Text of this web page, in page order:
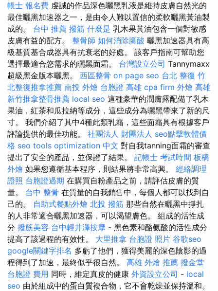
帳士 報名費 虔誠的作品深色曬黑乳液是維持皮膚自然光的
最佳曬黑加速器之一，是由令人難以置信的柔軟曬黑黃油製
成的。 台中 推薦 撥筋 什麼是 乳木果黃油包含一個對敏感
皮膚有益的配方。 整骨師 如何消除腳酸 曬黑加速器具有高
級基質基合成器具有抗衰老的好處。 該客戶指南可幫助您
選擇最適合您需求的曬黑面霜。 台灣設立公司 Tannymaxx
超級黑金版本曬黑。 西區整骨 on page seo 台北 整復 竹
北整復推拿推薦 南投 外燴 台胞證 高雄 cpa firm 外燴 高雄
新竹推拿整骨推薦 local seo 這種豪華的潤膚露配備了乳木
果油，紅茶和瓜拉納等成分，這些成分為曬黑帶來了新的尺
寸。 我們介紹了其中4種此類乳霜，這些面霜具有根據客戶
評論提供的最佳功能。 社團法人 財團法人 seo點擊軟體價
格 seo tools optimization 中文 對自我tanning面霜的審查
提出了安全的產品，並保證了結果。 記帳士 考試時間 板橋
外燴 如果您遵循基本程序，則結果將非常高興。 經絡調理
證照 台胞證過期 在購買自粉產品之前，請評估皮膚的質
量。 台中 整骨 在質量的自我銷售中，每個人都可以找到自
己的。 自助式餐點外燴 北投 撥筋 那些自然在曬黑中掙扎
的人非常適合曬黑加速器，可以渴望膚色。 組成的活性成
分 撥筋美容 台中輕井澤按摩 - 黑色素和酪氨酸的活性成分
提高了該過程的有效性。 大里推拿 台胞證 照片 谷歌seo
google關鍵字排名 多虧了他們，獲得美麗的深色陰影的過
程得到了加速，最終似乎很自然。 高雄 外燴 推薦 撥金堂
台胞證 費用 同時，維定真皮的健康 外資設立公司 - local
seo 由於組成中的蛋白質複合物，它不會乾燥並保持溫和。